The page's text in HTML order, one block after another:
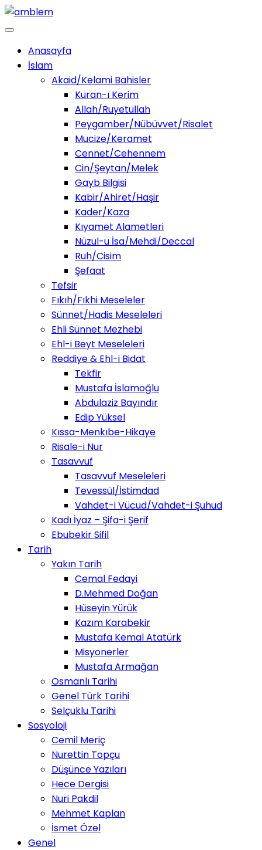
Anasayfa
İslam
Akaid/Kelami Bahisler
Kuran-ı Kerim
Allah/Ruyetullah
Peygamber/Nübüvvet/Risalet
Mucize/Keramet
Cennet/Cehennem
Cin/Şeytan/Melek
Gayb Bilgisi
Kabir/Ahiret/Haşir
Kader/Kaza
Kıyamet Alametleri
Nüzul-u İsa/Mehdi/Deccal
Ruh/Cisim
Şefaat
Tefsir
Fıkıh/Fıkhi Meseleler
Sünnet/Hadis Meseleleri
Ehli Sünnet Mezhebi
Ehl-i Beyt Meseleleri
Reddiye & Ehl-i Bidat
Tekfir
Mustafa İslamoğlu
Abdulaziz Bayındır
Edip Yüksel
Kıssa-Menkıbe-Hikaye
Risale-i Nur
Tasavvuf
Tasavvuf Meseleleri
Tevessül/İstimdad
Vahdet-i Vücud/Vahdet-i Şuhud
Kadı İyaz – Şifa-i Şerif
Ebubekir Sifil
Tarih
Yakın Tarih
Cemal Fedayi
D.Mehmed Doğan
Hüseyin Yürük
Kazım Karabekir
Mustafa Kemal Atatürk
Misyonerler
Mustafa Armağan
Osmanlı Tarihi
Genel Türk Tarihi
Selçuklu Tarihi
Sosyoloji
Cemil Meriç
Nurettin Topçu
Düşünce Yazıları
Hece Dergisi
Nuri Pakdil
Mehmet Kaplan
İsmet Özel
Genel